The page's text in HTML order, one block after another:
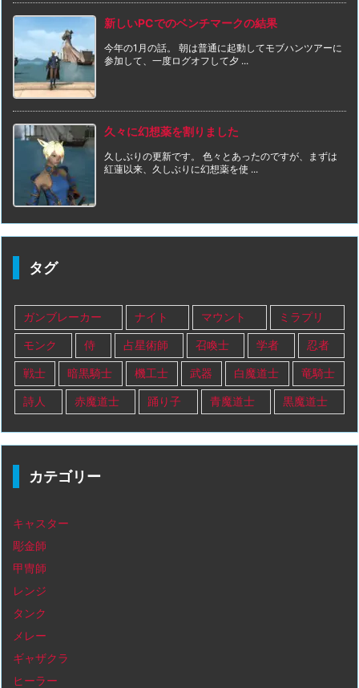
新しいPCでのベンチマークの結果
今年の1月の話。 朝は普通に起動してモブハンツアーに
参加して、一度ログオフして夕 ...
久々に幻想薬を割りました
久しぶりの更新です。 色々とあったのですが、まずは
紅蓮以来、久しぶりに幻想薬を使 ...
タグ
ガンブレーカー ナイト マウント ミラプリ
モンク 侍 占星術師 召喚士 学者 忍者
戦士 暗黒騎士 機工士 武器 白魔道士 竜騎士
詩人 赤魔道士 踊り子 青魔道士 黒魔道士
カテゴリー
キャスター
彫金師
甲冑師
レンジ
タンク
メレー
ギャザクラ
ヒーラー